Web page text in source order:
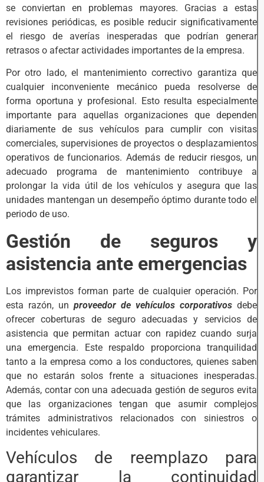
se conviertan en problemas mayores. Gracias a estas
revisiones periódicas, es posible reducir significativamente
el riesgo de averías inesperadas que podrían generar
retrasos o afectar actividades importantes de la empresa.
Por otro lado, el mantenimiento correctivo garantiza que
cualquier inconveniente mecánico pueda resolverse de
forma oportuna y profesional. Esto resulta especialmente
importante para aquellas organizaciones que dependen
diariamente de sus vehículos para cumplir con visitas
comerciales, supervisiones de proyectos o desplazamientos
operativos de funcionarios. Además de reducir riesgos, un
adecuado programa de mantenimiento contribuye a
prolongar la vida útil de los vehículos y asegura que las
unidades mantengan un desempeño óptimo durante todo el
periodo de uso.
Gestión de seguros y
asistencia ante emergencias
Los imprevistos forman parte de cualquier operación. Por
esta razón, un proveedor de vehículos corporativos debe
ofrecer coberturas de seguro adecuadas y servicios de
asistencia que permitan actuar con rapidez cuando surja
una emergencia. Este respaldo proporciona tranquilidad
tanto a la empresa como a los conductores, quienes saben
que no estarán solos frente a situaciones inesperadas.
Además, contar con una adecuada gestión de seguros evita
que las organizaciones tengan que asumir complejos
trámites administrativos relacionados con siniestros o
incidentes vehiculares.
Vehículos de reemplazo para
garantizar la continuidad